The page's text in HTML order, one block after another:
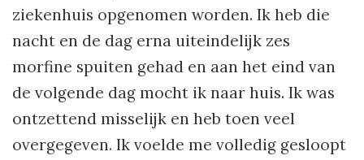
ziekenhuis opgenomen worden. Ik heb die
nacht en de dag erna uiteindelijk zes
morfine spuiten gehad en aan het eind van
de volgende dag mocht ik naar huis. Ik was
ontzettend misselijk en heb toen veel
overgegeven. Ik voelde me volledig gesloopt